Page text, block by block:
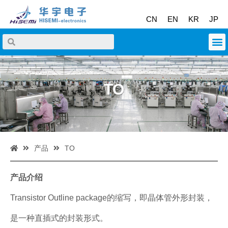
CN EN KR JP
TO
产品 TO
产品介绍
Transistor Outline package的缩写，即晶体管外形封装，
是一种直插式的封装形式。